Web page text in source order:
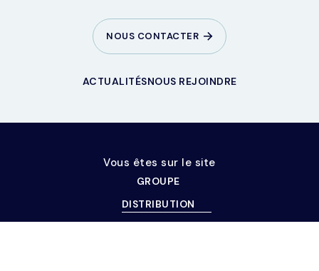
NOUS CONTACTER
ACTUALITÉSNOUS REJOINDRE
Vous êtes sur le site
GROUPE
DISTRIBUTION